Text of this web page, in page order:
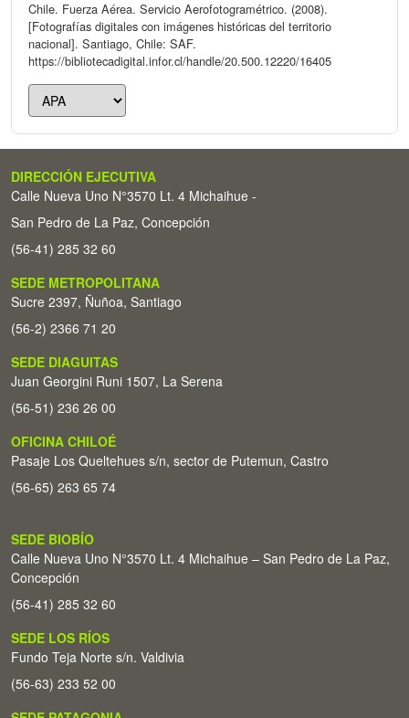
Chile. Fuerza Aérea. Servicio Aerofotogramétrico. (2008).
[Fotografías digitales con imágenes históricas del territorio
nacional]. Santiago, Chile: SAF.
https://bibliotecadigital.infor.cl/handle/20.500.12220/16405
DIRECCIÓN EJECUTIVA
Calle Nueva Uno N°3570 Lt. 4 Michaihue -
San Pedro de La Paz, Concepción
(56-41) 285 32 60
SEDE METROPOLITANA
Sucre 2397, Ñuñoa, Santiago
(56-2) 2366 71 20
SEDE DIAGUITAS
Juan Georgini Runi 1507, La Serena
(56-51) 236 26 00
OFICINA CHILOÉ
Pasaje Los Queltehues s/n, sector de Putemun, Castro
(56-65) 263 65 74
SEDE BIOBÍO
Calle Nueva Uno N°3570 Lt. 4 Michaihue – San Pedro de La Paz,
Concepción
(56-41) 285 32 60
SEDE LOS RÍOS
Fundo Teja Norte s/n. Valdivia
(56-63) 233 52 00